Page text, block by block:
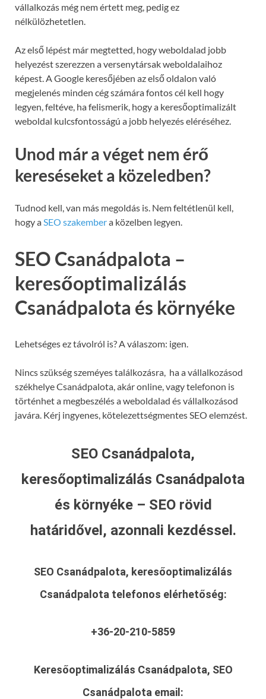
vállalkozás még nem értett meg, pedig ez
nélkülözhetetlen.
Az első lépést már megtetted, hogy weboldalad jobb
helyezést szerezzen a versenytársak weboldalaihoz
képest. A Google keresőjében az első oldalon való
megjelenés minden cég számára fontos cél kell hogy
legyen, feltéve, ha felismerik, hogy a keresőoptimalizált
weboldal kulcsfontosságú a jobb helyezés eléréséhez.
Unod már a véget nem érő
kereséseket a közeledben?
Tudnod kell, van más megoldás is. Nem feltétlenül kell,
hogy aSEO szakembera közelben legyen.
SEO Csanádpalota –
keresőoptimalizálás
Csanádpalota és környéke
Lehetséges ez távolról is? A válaszom: igen.
Nincs szükség szeméyes találkozásra, ha a vállalkozásod
székhelye Csanádpalota, akár online, vagy telefonon is
történhet a megbeszélés a weboldalad és vállalkozásod
javára. Kérj ingyenes, kötelezettségmentes SEO elemzést.
SEO Csanádpalota,
keresőoptimalizálás Csanádpalota
és környéke – SEO rövid
határidővel, azonnali kezdéssel.
SEO Csanádpalota, keresőoptimalizálás
Csanádpalota telefonos elérhetőség:
+36-20-210-5859
Keresőoptimalizálás Csanádpalota, SEO
Csanádpalota email: